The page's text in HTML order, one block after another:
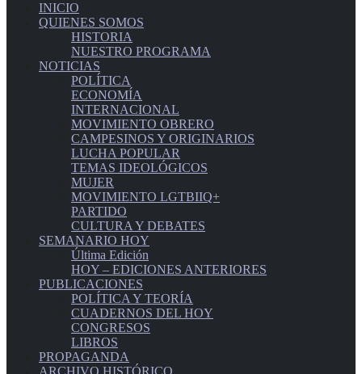
INICIO
QUIENES SOMOS
HISTORIA
NUESTRO PROGRAMA
NOTICIAS
POLÍTICA
ECONOMÍA
INTERNACIONAL
MOVIMIENTO OBRERO
CAMPESINOS Y ORIGINARIOS
LUCHA POPULAR
TEMAS IDEOLÓGICOS
MUJER
MOVIMIENTO LGTBIIQ+
PARTIDO
CULTURA Y DEBATES
SEMANARIO HOY
Última Edición
HOY – EDICIONES ANTERIORES
PUBLICACIONES
POLÍTICA Y TEORÍA
CUADERNOS DEL HOY
CONGRESOS
LIBROS
PROPAGANDA